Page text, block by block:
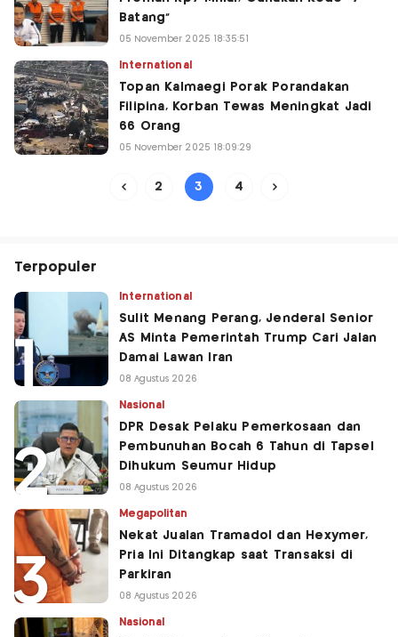
Batang"
05 November 2025 18:35:51
International
Topan Kalmaegi Porak Porandakan
Filipina, Korban Tewas Meningkat Jadi
66 Orang
05 November 2025 18:09:29
2 3 4
Terpopuler
International
Sulit Menang Perang, Jenderal Senior
AS Minta Pemerintah Trump Cari Jalan
Damai Lawan Iran
08 Agustus 2026
Nasional
DPR Desak Pelaku Pemerkosaan dan
Pembunuhan Bocah 6 Tahun di Tapsel
Dihukum Seumur Hidup
08 Agustus 2026
Megapolitan
Nekat Jualan Tramadol dan Hexymer,
Pria Ini Ditangkap saat Transaksi di
Parkiran
08 Agustus 2026
Nasional